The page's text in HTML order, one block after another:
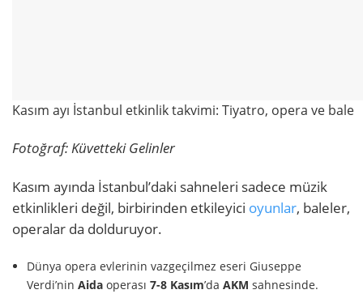
Kasım ayı İstanbul etkinlik takvimi: Tiyatro, opera ve bale
Fotoğraf:Küvetteki Gelinler
Kasım ayında İstanbul’daki sahneleri sadece müzik
etkinlikleri değil, birbirinden etkileyici oyunlar, baleler,
operalar da dolduruyor.
Dünya opera evlerinin vazgeçilmez eseri Giuseppe
Verdi’ninAida operası7-8 Kasım’daAKM sahnesinde.